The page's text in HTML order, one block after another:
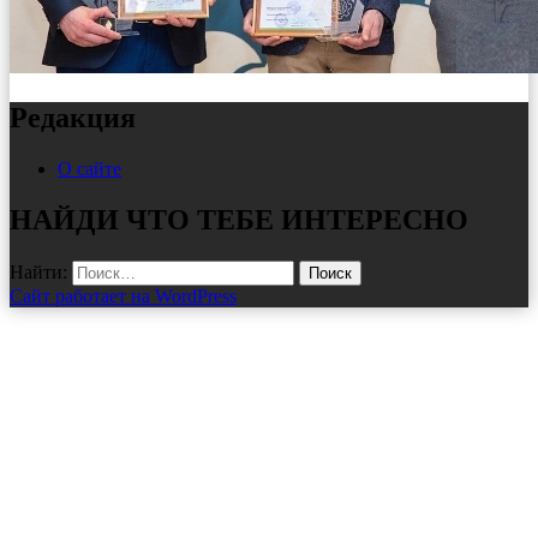
Редакция
О сайте
НАЙДИ ЧТО ТЕБЕ ИНТЕРЕСНО
Найти:
Сайт работает на WordPress